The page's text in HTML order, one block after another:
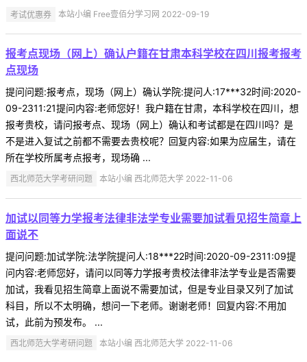
考试优惠券 本站小编 Free壹佰分学习网 2022-09-19
报考点现场（网上）确认户籍在甘肃本科学校在四川报考报考
点现场
提问问题:报考点，现场（网上）确认学院:提问人:17***32时间:2020-
09-2311:21提问内容:老师您好！我户籍在甘肃，本科学校在四川，想
报考贵校，请问报考点、现场（网上）确认和考试都是在四川吗？是
不是进入复试之前都不需要去贵校呢？回复内容:如果为应届生，请在
所在学校所属考点报考，现场确 ...
西北师范大学考研问题 本站小编 西北师范大学 2022-11-06
加试以同等力学报考法律非法学专业需要加试看见招生简章上
面说不
提问问题:加试学院:法学院提问人:18***22时间:2020-09-2311:09提
问内容:老师您好，请问以同等力学报考贵校法律非法学专业是否需要
加试，我看见招生简章上面说不需要加试，但是专业目录又列了加试
科目，所以不太明确，想问一下老师。谢谢老师！回复内容:不用加
试，此前为预发布。 ...
西北师范大学考研问题 本站小编 西北师范大学 2022-11-06